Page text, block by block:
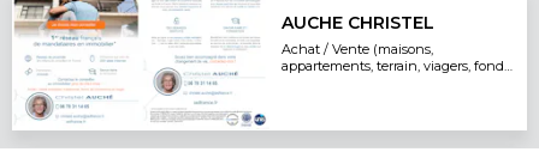
AUCHE CHRISTEL
Achat / Vente (maisons,
appartements, terrain, viagers, fonds